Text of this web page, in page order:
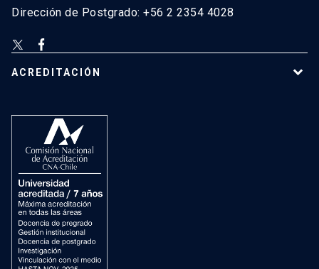
Dirección de Postgrado: +56 2 2354 4028
ACREDITACIÓN